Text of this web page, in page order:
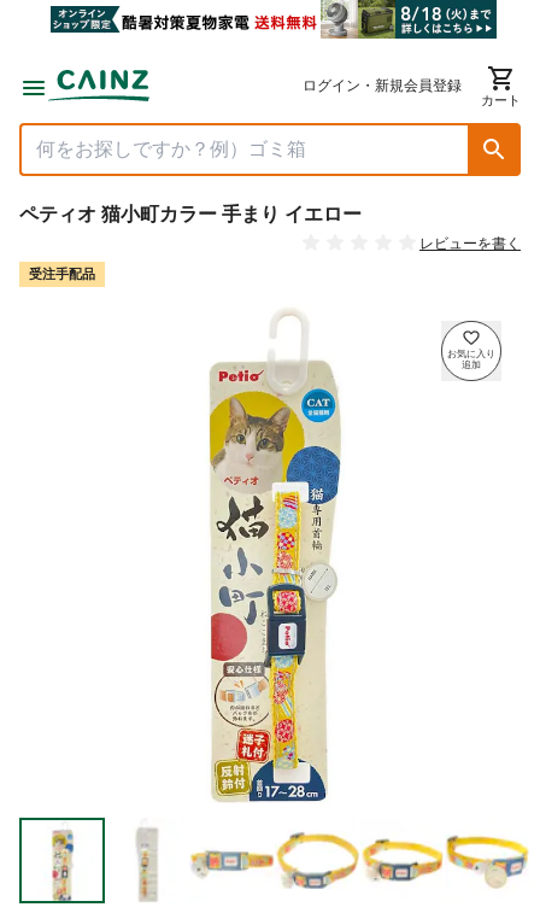
ログイン・新規会員登録
カート
ペティオ 猫小町カラー 手まり イエロー
レビューを書く
受注手配品